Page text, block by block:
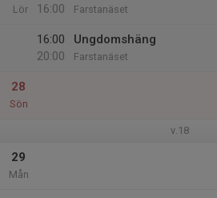
Lör
16:00
Farstanäset
16:00
20:00
Ungdomshäng
Farstanäset
28
Sön
v.18
29
Mån